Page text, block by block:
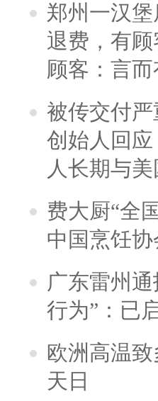
郑州一汉
退费，有
顾客：言
被传交付
创始人回
人长期与
费大厨“全
中国烹饪协
广东雷州
行为”：已
欧洲高温
天日